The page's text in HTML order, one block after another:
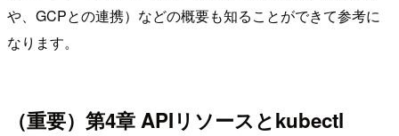
や、GCPとの連携）などの概要も知ることができて参考に
なります。
（重要）第4章 APIリソースとkubectl